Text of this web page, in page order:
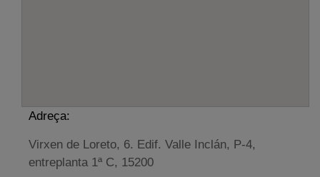
Adreça:
Virxen de Loreto, 6. Edif. Valle Inclán, P-4,
entreplanta 1ª C, 15200